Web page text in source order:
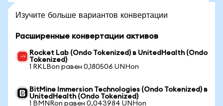
Изучите больше вариантов конвертации
Расширенные конвертации активов
Rocket Lab (Ondo Tokenized) в UnitedHealth (Ondo
Tokenized)
1 RKLBon равен 0,180506 UNHon
BitMine Immersion Technologies (Ondo Tokenized) в
UnitedHealth (Ondo Tokenized)
1 BMNRon равен 0,043984 UNHon